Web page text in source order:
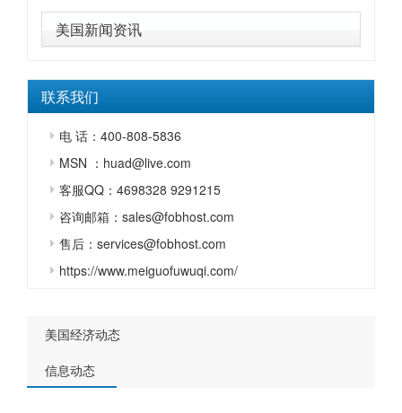
美国新闻资讯
联系我们
电 话：400-808-5836
MSN ：huad@live.com
客服QQ：4698328 9291215
咨询邮箱：sales@fobhost.com
售后：services@fobhost.com
https://www.meiguofuwuqi.com/
美国经济动态
信息动态